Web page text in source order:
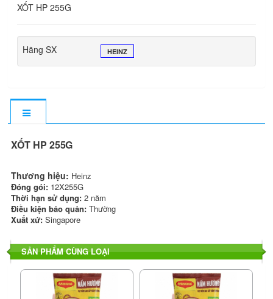
XỐT HP 255G
Hãng SX HEINZ
XỐT HP 255G
Thương hiệu: Heinz
Đóng gói: 12X255G
Thời hạn sử dụng: 2 năm
Điều kiện bảo quản: Thường
Xuất xứ: Singapore
SẢN PHẨM CÙNG LOẠI